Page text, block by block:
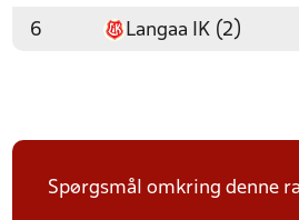
6 Langaa IK (2)
Spørgsmål omkring denne